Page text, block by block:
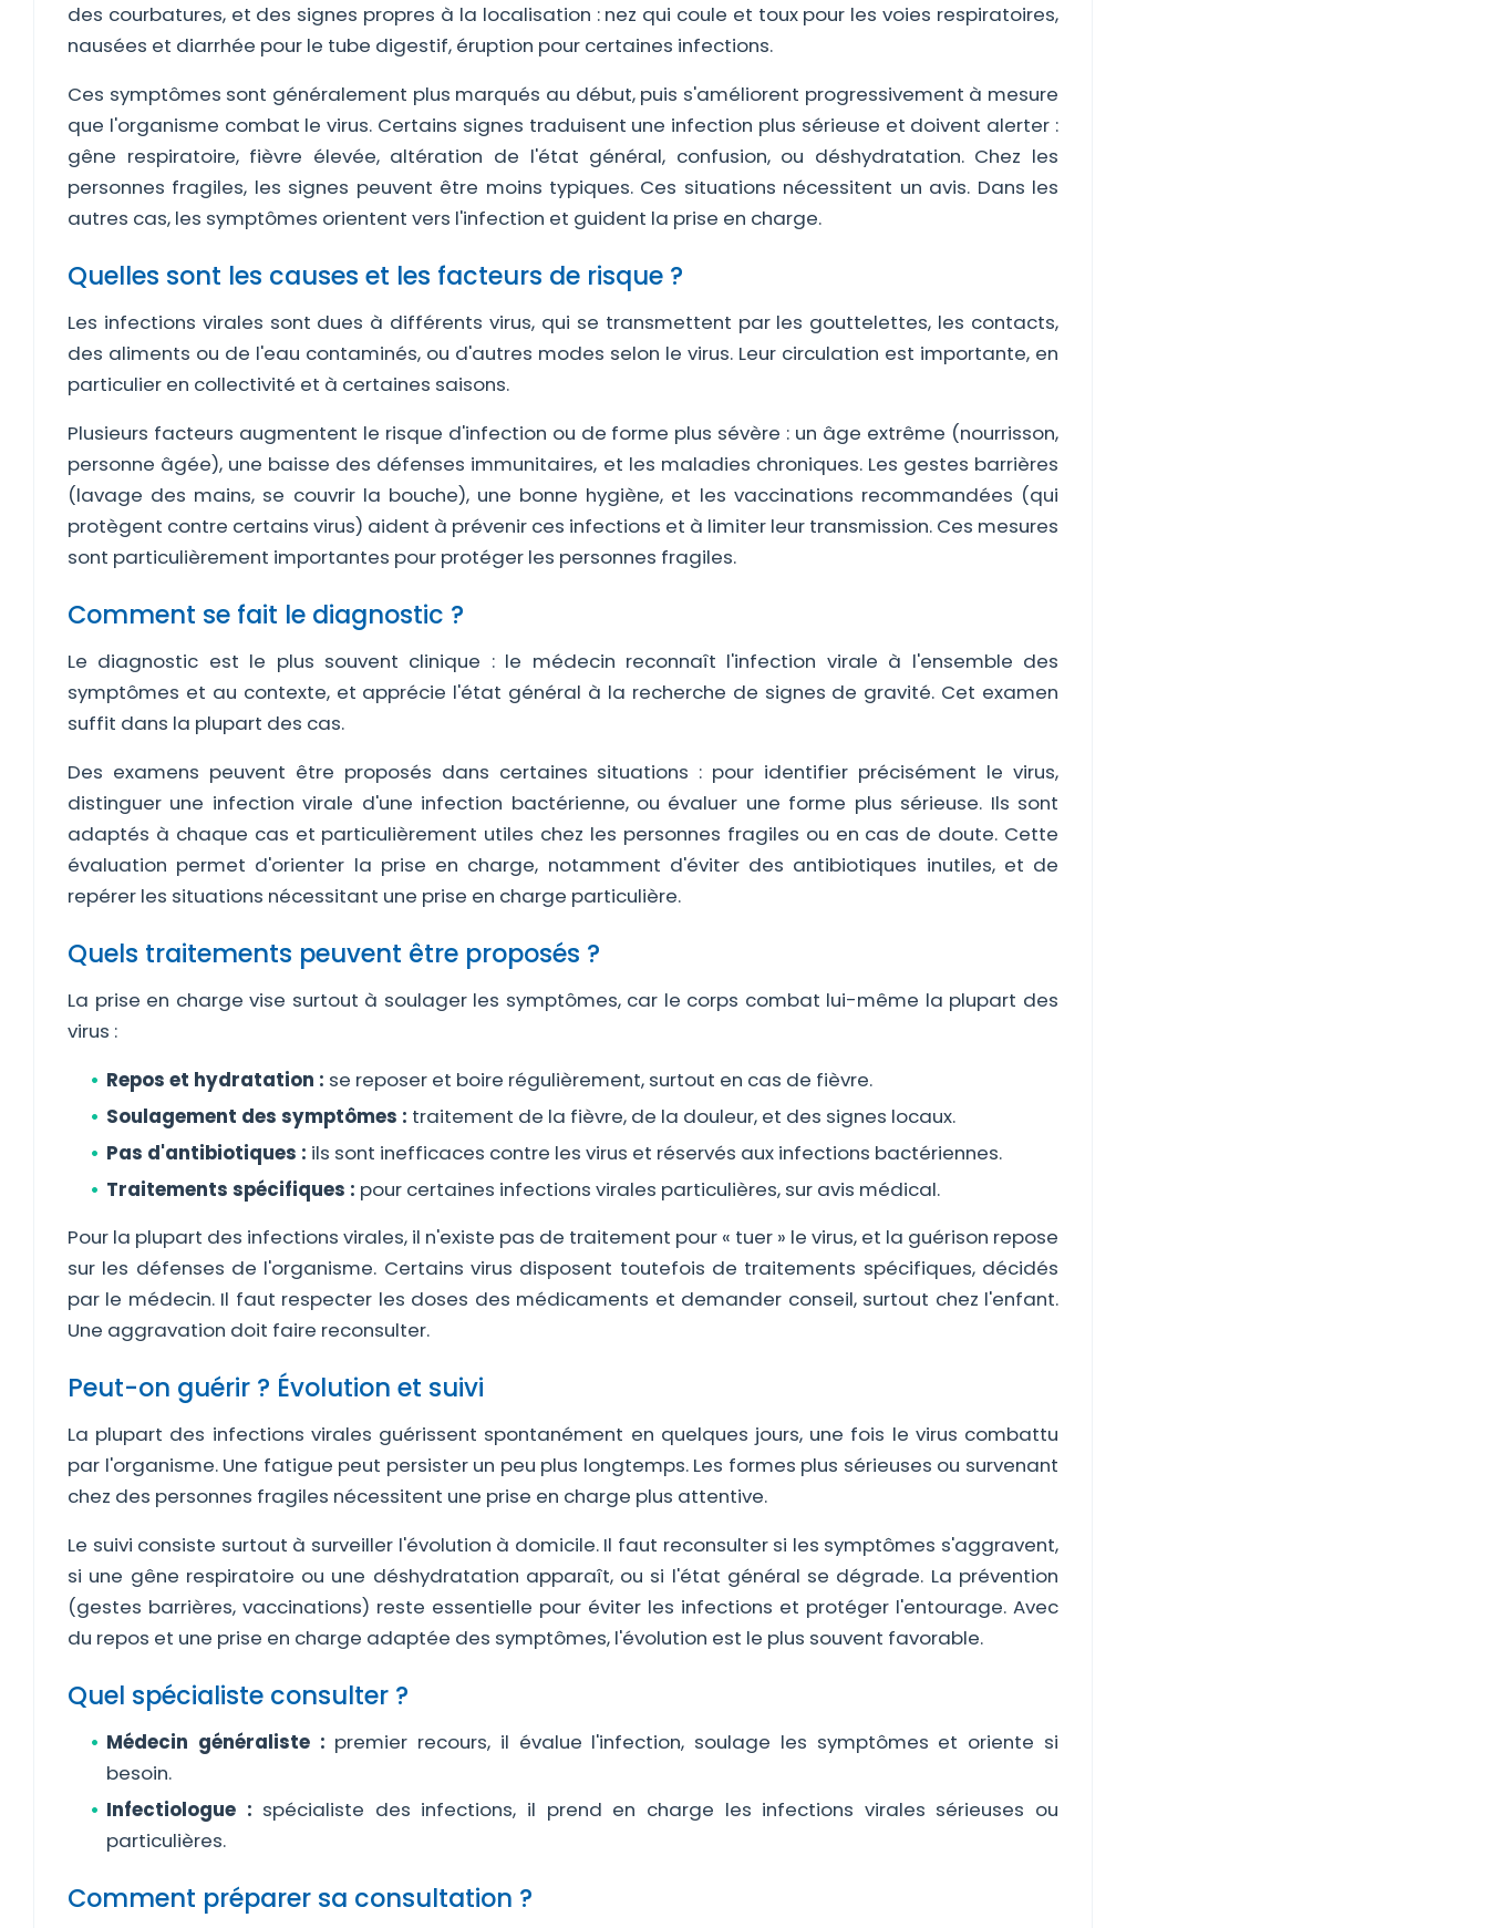
des courbatures, et des signes propres à la localisation : nez qui coule et toux pour les voies respiratoires,
nausées et diarrhée pour le tube digestif, éruption pour certaines infections.
Ces symptômes sont généralement plus marqués au début, puis s'améliorent progressivement à mesure
que l'organisme combat le virus. Certains signes traduisent une infection plus sérieuse et doivent alerter :
gêne respiratoire, fièvre élevée, altération de l'état général, confusion, ou déshydratation. Chez les
personnes fragiles, les signes peuvent être moins typiques. Ces situations nécessitent un avis. Dans les
autres cas, les symptômes orientent vers l'infection et guident la prise en charge.
Quelles sont les causes et les facteurs de risque ?
Les infections virales sont dues à différents virus, qui se transmettent par les gouttelettes, les contacts,
des aliments ou de l'eau contaminés, ou d'autres modes selon le virus. Leur circulation est importante, en
particulier en collectivité et à certaines saisons.
Plusieurs facteurs augmentent le risque d'infection ou de forme plus sévère : un âge extrême (nourrisson,
personne âgée), une baisse des défenses immunitaires, et les maladies chroniques. Les gestes barrières
(lavage des mains, se couvrir la bouche), une bonne hygiène, et les vaccinations recommandées (qui
protègent contre certains virus) aident à prévenir ces infections et à limiter leur transmission. Ces mesures
sont particulièrement importantes pour protéger les personnes fragiles.
Comment se fait le diagnostic ?
Le diagnostic est le plus souvent clinique : le médecin reconnaît l'infection virale à l'ensemble des
symptômes et au contexte, et apprécie l'état général à la recherche de signes de gravité. Cet examen
suffit dans la plupart des cas.
Des examens peuvent être proposés dans certaines situations : pour identifier précisément le virus,
distinguer une infection virale d'une infection bactérienne, ou évaluer une forme plus sérieuse. Ils sont
adaptés à chaque cas et particulièrement utiles chez les personnes fragiles ou en cas de doute. Cette
évaluation permet d'orienter la prise en charge, notamment d'éviter des antibiotiques inutiles, et de
repérer les situations nécessitant une prise en charge particulière.
Quels traitements peuvent être proposés ?
La prise en charge vise surtout à soulager les symptômes, car le corps combat lui-même la plupart des
virus :
Repos et hydratation : se reposer et boire régulièrement, surtout en cas de fièvre.
Soulagement des symptômes : traitement de la fièvre, de la douleur, et des signes locaux.
Pas d'antibiotiques : ils sont inefficaces contre les virus et réservés aux infections bactériennes.
Traitements spécifiques : pour certaines infections virales particulières, sur avis médical.
Pour la plupart des infections virales, il n'existe pas de traitement pour « tuer » le virus, et la guérison repose
sur les défenses de l'organisme. Certains virus disposent toutefois de traitements spécifiques, décidés
par le médecin. Il faut respecter les doses des médicaments et demander conseil, surtout chez l'enfant.
Une aggravation doit faire reconsulter.
Peut-on guérir ? Évolution et suivi
La plupart des infections virales guérissent spontanément en quelques jours, une fois le virus combattu
par l'organisme. Une fatigue peut persister un peu plus longtemps. Les formes plus sérieuses ou survenant
chez des personnes fragiles nécessitent une prise en charge plus attentive.
Le suivi consiste surtout à surveiller l'évolution à domicile. Il faut reconsulter si les symptômes s'aggravent,
si une gêne respiratoire ou une déshydratation apparaît, ou si l'état général se dégrade. La prévention
(gestes barrières, vaccinations) reste essentielle pour éviter les infections et protéger l'entourage. Avec
du repos et une prise en charge adaptée des symptômes, l'évolution est le plus souvent favorable.
Quel spécialiste consulter ?
Médecin généraliste : premier recours, il évalue l'infection, soulage les symptômes et oriente si
besoin.
Infectiologue : spécialiste des infections, il prend en charge les infections virales sérieuses ou
particulières.
Comment préparer sa consultation ?